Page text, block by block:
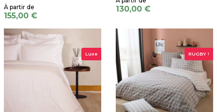
155,00 €
130,00 €
Luxe RUGBY !